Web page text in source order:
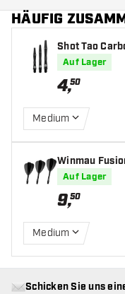
HÄUFIG
Shot Tao
Auf Lager
4,50
Medium
Winmau
ghts
Auf Lager
9,50
Medium
Schicken Sie uns